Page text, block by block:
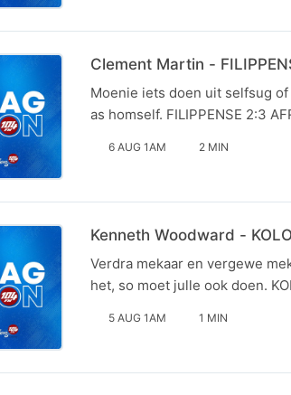
Clement Martin -
Moenie iets doen uit selfsug
as homself. FILIPPENSE 2:3
6 AUG 1AM 2 MIN
Kenneth Woodward -
Verdra mekaar en vergewe
het, so moet julle ook doen.
5 AUG 1AM 1 MIN